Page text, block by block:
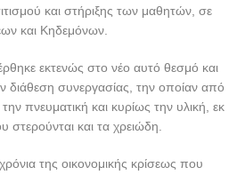
και στήριξης των μαθητών, σε
και Κηδεμόνων.
εκτενώς στο νέο αυτό θεσμό και
διάθεση συνεργασίας, την οποίαν από
πνευματική και κυρίως την υλική, εκ
και τα χρειώδη.
της οικονομικής κρίσεως που